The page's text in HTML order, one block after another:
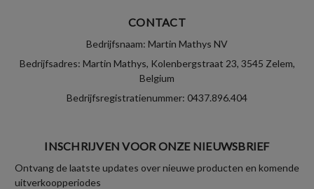
CONTACT
Bedrijfsnaam: Martin Mathys NV
Bedrijfsadres: Martin Mathys, Kolenbergstraat 23, 3545 Zelem,
Belgium
Bedrijfsregistratienummer: 0437.896.404
INSCHRIJVEN VOOR ONZE NIEUWSBRIEF
Ontvang de laatste updates over nieuwe producten en komende
uitverkoopperiodes